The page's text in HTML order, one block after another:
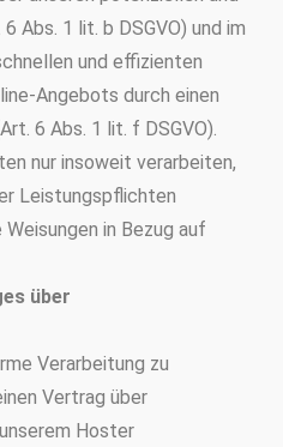
Abs. 1 lit. b DSGVO) und im
und effizienten
Angebots durch einen
6 Abs. 1 lit. f DSGVO).
nur insoweit verarbeiten,
Leistungspflichten
in Bezug auf
über
Verarbeitung zu
Vertrag über
Hoster